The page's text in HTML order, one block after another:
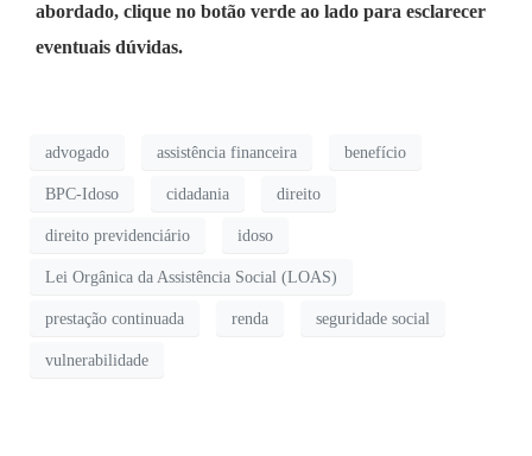
abordado, clique no botão verde ao lado para esclarecer
eventuais dúvidas.
advogado assistência financeira benefício
BPC-Idoso cidadania direito
direito previdenciário idoso
Lei Orgânica da Assistência Social (LOAS)
prestação continuada renda seguridade social
vulnerabilidade